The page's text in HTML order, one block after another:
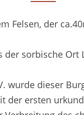
Felsen, der
der sorbische
wurde dieser
ersten